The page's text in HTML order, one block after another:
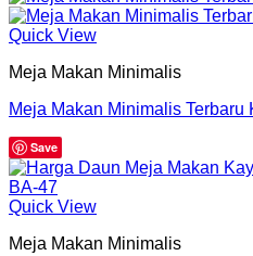
Quick View
Meja Makan Minimalis
Meja Makan Minimalis
Save
Quick View
Meja Makan Minimalis